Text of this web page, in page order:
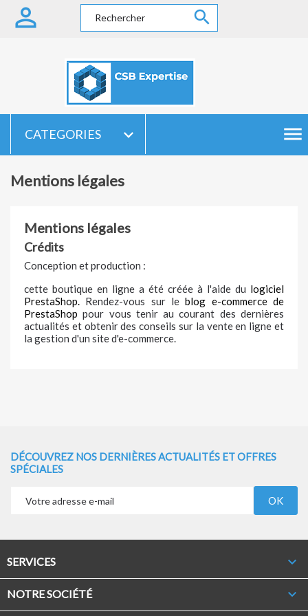
 
CATEGORIES  menu
Mentions légales
Mentions légales
Crédits
Conception et production :
cette boutique en ligne a été créée à l'aide du logiciel
PrestaShop. Rendez-vous sur leblog e-commerce de
PrestaShop pour vous tenir au courant des dernières
actualités et obtenir des conseils sur la vente en ligne et
la gestion d'un site d'e-commerce.
DÉCOUVREZ NOS DERNIÈRES ACTUALITÉS ET OFFRES
SPÉCIALES
SERVICES 
NOTRE SOCIÉTÉ 